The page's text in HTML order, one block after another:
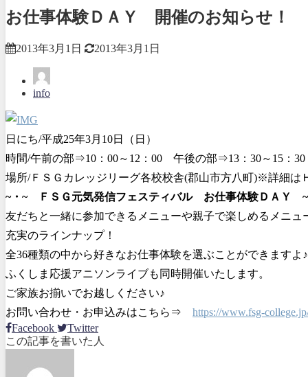
お仕事体験ＤＡＹ 開催のお知らせ！
2013年3月1日 2013年3月1日
info
日にち/平成25年3月10日（日）
時間/午前の部⇒10：00～12：00 午後の部⇒13：30～15：30
場所/ＦＳＧカレッジリーグ各校校舎(郡山市方八町)※詳細は
~・~ ＦＳＧ元気発信フェスティバル お仕事体験ＤＡＹ
友だちと一緒に参加できるメニューや親子で楽しめるメニュ
充実のラインナップ！
全36種類の中から好きなお仕事体験を選ぶことができますよ♪
ふくしま応援アニソンライブも同時開催いたします。
ご家族お揃いでお越しください♪
お問い合わせ・お申込みはこちら⇒ https://www.fsg-
Facebook
Twitter
この記事を書いた人